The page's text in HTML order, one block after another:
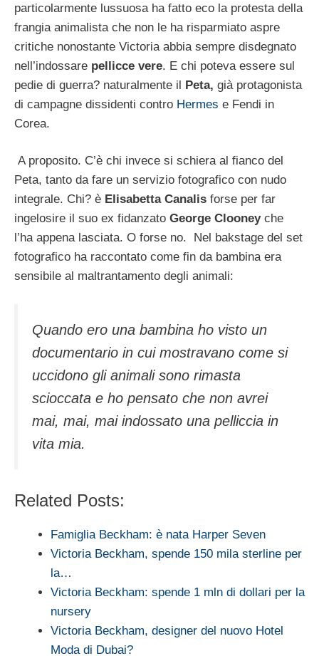
particolarmente lussuosa ha fatto eco la protesta della
frangia animalista che non le ha risparmiato aspre
critiche nonostante Victoria abbia sempre disdegnato
nell’indossare pellicce vere. E chi poteva essere sul
pedie di guerra? naturalmente il Peta, già protagonista
di campagne dissidenti contro Hermes e Fendi in
Corea.
A proposito. C’è chi invece si schiera al fianco del
Peta, tanto da fare un servizio fotografico con nudo
integrale. Chi? è Elisabetta Canalis forse per far
ingelosire il suo ex fidanzato George Clooneyche
l’ha appena lasciata. O forse no. Nel bakstage del set
fotografico ha raccontato come fin da bambina era
sensibile al maltrantamento degli animali:
Quando ero una bambina ho visto un
documentario in cui mostravano come si
uccidono gli animali sono rimasta
scioccata e ho pensato che non avrei
mai, mai, mai indossato una pelliccia in
vita mia.
Related Posts:
Famiglia Beckham: è nata Harper Seven
Victoria Beckham, spende 150 mila sterline per
la…
Victoria Beckham: spende 1 mln di dollari per la
nursery
Victoria Beckham, designer del nuovo Hotel
Moda di Dubai?